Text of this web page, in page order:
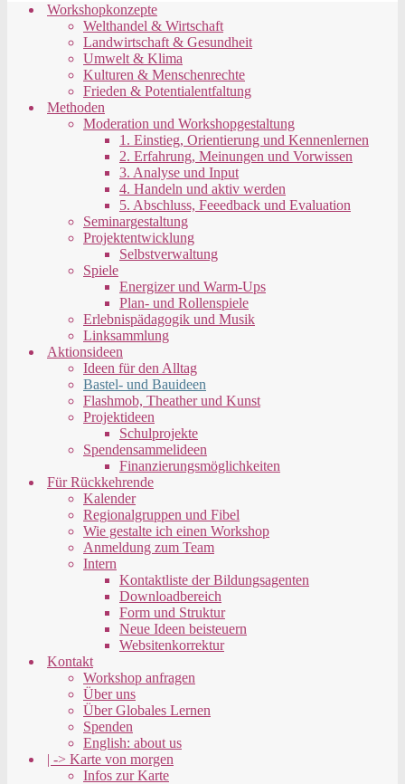
Workshopkonzepte
Welthandel & Wirtschaft
Landwirtschaft & Gesundheit
Umwelt & Klima
Kulturen & Menschenrechte
Frieden & Potentialentfaltung
Methoden
Moderation und Workshopgestaltung
1. Einstieg, Orientierung und Kennenlernen
2. Erfahrung, Meinungen und Vorwissen
3. Analyse und Input
4. Handeln und aktiv werden
5. Abschluss, Feeedback und Evaluation
Seminargestaltung
Projektentwicklung
Selbstverwaltung
Spiele
Energizer und Warm-Ups
Plan- und Rollenspiele
Erlebnispädagogik und Musik
Linksammlung
Aktionsideen
Ideen für den Alltag
Bastel- und Bauideen
Flashmob, Theather und Kunst
Projektideen
Schulprojekte
Spendensammelideen
Finanzierungsmöglichkeiten
Für Rückkehrende
Kalender
Regionalgruppen und Fibel
Wie gestalte ich einen Workshop
Anmeldung zum Team
Intern
Kontaktliste der Bildungsagenten
Downloadbereich
Form und Struktur
Neue Ideen beisteuern
Websitenkorrektur
Kontakt
Workshop anfragen
Über uns
Über Globales Lernen
Spenden
English: about us
| -> Karte von morgen
Infos zur Karte